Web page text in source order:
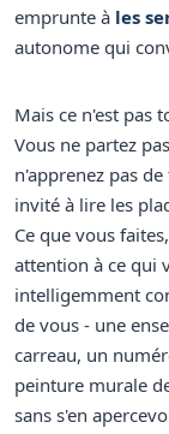
emprunte à les
autonome qui
Mais ce n'est pas
Vous ne partez
n'apprenez pas
invité à lire les
Ce que vous
attention à ce qui
intelligemment
de vous - une
carreau, un
peinture murale
sans s'en